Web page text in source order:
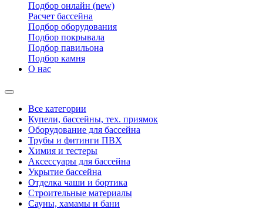
Подбор онлайн (new)
Расчет бассейна
Подбор оборудования
Подбор покрывала
Подбор павильона
Подбор камня
О нас
Все категории
Купели, бассейны, тех. приямок
Оборудование для бассейна
Трубы и фитинги ПВХ
Химия и тестеры
Аксессуары для бассейна
Укрытие бассейна
Отделка чаши и бортика
Строительные материалы
Сауны, хамамы и бани